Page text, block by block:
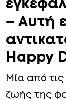
– Αυτή
Happy
Μία από
ζωής της